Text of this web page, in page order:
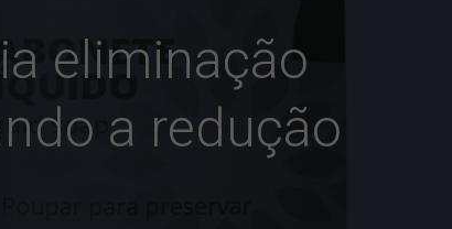
eliminação
a redução